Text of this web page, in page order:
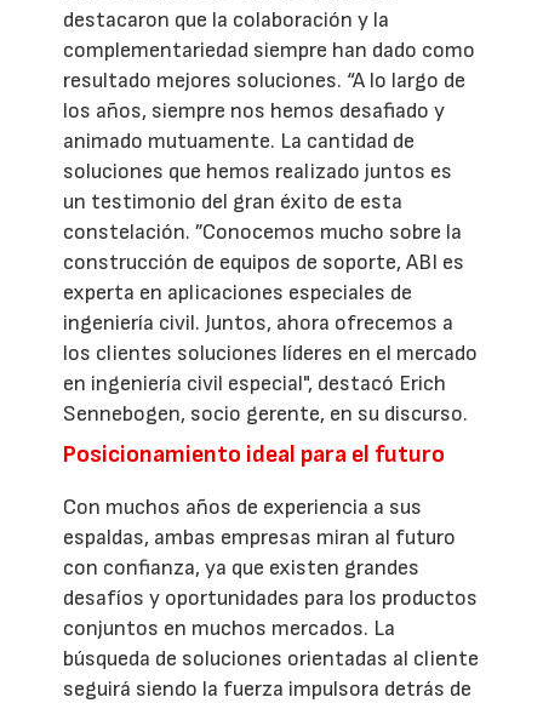
destacaron que la colaboración y la
complementariedad siempre han dado como
resultado mejores soluciones. “A lo largo de
los años, siempre nos hemos desafiado y
animado mutuamente. La cantidad de
soluciones que hemos realizado juntos es
un testimonio del gran éxito de esta
constelación. ”Conocemos mucho sobre la
construcción de equipos de soporte, ABI es
experta en aplicaciones especiales de
ingeniería civil. Juntos, ahora ofrecemos a
los clientes soluciones líderes en el mercado
en ingeniería civil especial", destacó Erich
Sennebogen, socio gerente, en su discurso.
Posicionamiento ideal para el futuro
Con muchos años de experiencia a sus
espaldas, ambas empresas miran al futuro
con confianza, ya que existen grandes
desafíos y oportunidades para los productos
conjuntos en muchos mercados. La
búsqueda de soluciones orientadas al cliente
seguirá siendo la fuerza impulsora detrás de